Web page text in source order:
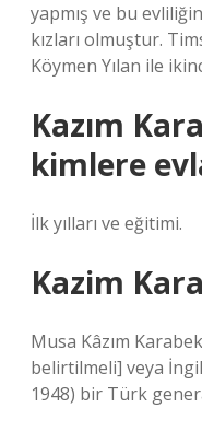
yapmış ve bu
kızları olmuştur.
Köymen Yılan ile
Kazım
kimlere
İlk yılları ve eğitimi.
Kazim
Musa Kâzım
belirtilmeli] veya
1948) bir Türk